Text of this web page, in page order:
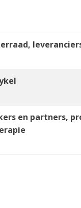
en partners,